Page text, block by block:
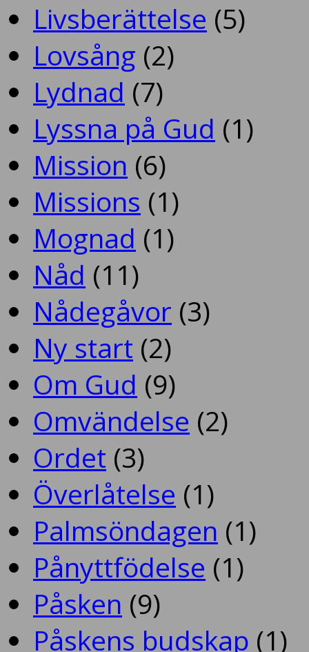
Livsberättelse (5)
Lovsång (2)
Lydnad (7)
Lyssna på Gud (1)
Mission (6)
Missions (1)
Mognad (1)
Nåd (11)
Nådegåvor (3)
Ny start (2)
Om Gud (9)
Omvändelse (2)
Ordet (3)
Överlåtelse (1)
Palmsöndagen (1)
Pånyttfödelse (1)
Påsken (9)
Påskens budskap (1)